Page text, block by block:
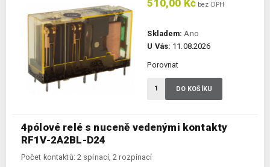
4pólové relé s nuceně vedenými kontakty
RF1V-2A2BL-D24
Počet kontaktů: 2 spínací, 2 rozpínací
510,00 Kč bez DPH
Skladem: Ano
U Vás: 11.08.2026
Porovnat
DO KOŠÍKU